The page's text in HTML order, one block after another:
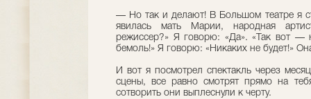
— Но так и делают! В Большом театре я
явилась мать Марии, народная
режиссер?» Я говорю: «Да». «Так вот —
бемоль!» Я говорю: «Никаких не будет!»
И вот я посмотрел спектакль через
сцены, все равно смотрят прямо на
сотворить они выплеснули к черту.